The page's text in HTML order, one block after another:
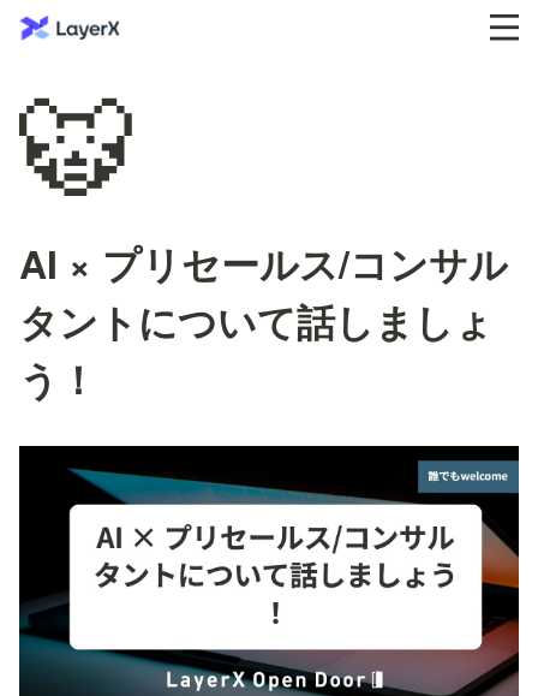
🐯
AI × プリセールス/コンサル
タントについて話しましょ
う！